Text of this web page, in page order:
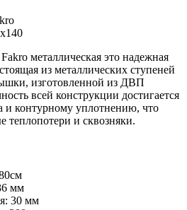
металлическая это надежная
из металлических ступеней
изготовленной из ДВП
всей конструкции достигается
контурному уплотнению, что
теплопотери и сквозняки.
мм
30 мм